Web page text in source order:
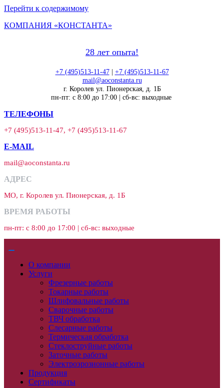
Перейти к содержимому
КОМПАНИЯ «КОНСТАНТА»
28 лет опыта!
+7 (495)513-11-47| +7 (495)513-11-67
mail@aoconstanta.ru
г. Королев ул. Пионерская, д. 1Б
пн-пт: с 8:00 до 17:00 | сб-вс: выходные
ТЕЛЕФОНЫ
+7 (495)513-11-47, +7 (495)513-11-67
E-MAIL
mail@aoconstanta.ru
АДРЕС
МО, г. Королев ул. Пионерская, д. 1Б
ВРЕМЯ РАБОТЫ
пн-пт: с 8:00 до 17:00 | сб-вс: выходные
О компании
Услуги
Фрезерные работы
Токарные работы
Шлифовальные работы
Сварочные работы
ТВЧ обработка
Слесарные работы
Термическая обработка
Стеклоструйные работы
Заточные работы
Электроэрозионные работы
Продукция
Сертификаты